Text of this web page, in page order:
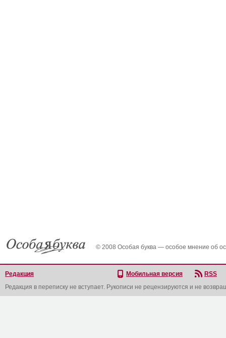
© 2008 Особая буква — особое мнение об
Редакция Мобильная версия
RSS
Редакция в переписку не вступает. Рукописи не рецензируются и не